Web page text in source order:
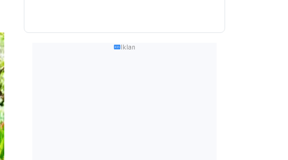
Iklan